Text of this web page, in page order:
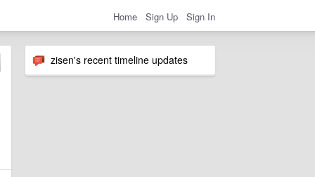
Home Sign Up Sign In
zisen's recent timeline updates